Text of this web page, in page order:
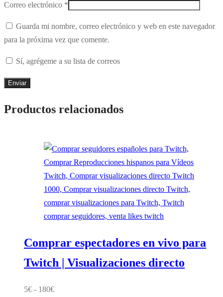
Correo electrónico *
Guarda mi nombre, correo electrónico y web en este navegador
para la próxima vez que comente.
Sí, agrégeme a su lista de correos
Productos relacionados
Comprar espectadores en vivo para
Twitch | Visualizaciones directo
5€ - 180€Rango